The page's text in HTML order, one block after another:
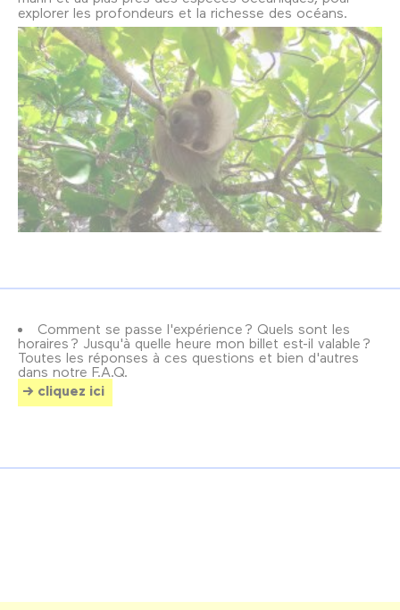
explorer les profondeurs et la richesse des océans.
Comment se passe l'expérience ? Quels sont les
horaires ? Jusqu'à quelle heure mon billet est-il valable ?
Toutes les réponses à ces questions et bien d'autres
dans notre F.A.Q.
cliquez ici